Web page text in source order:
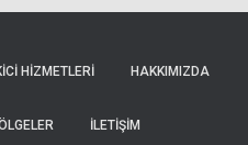
HIZMETLERI HAKKIMIZDA
İLETIŞIM